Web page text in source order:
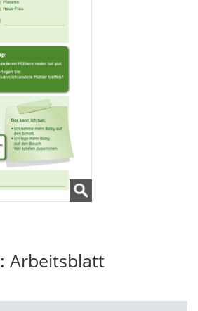
Arbeitsblatt